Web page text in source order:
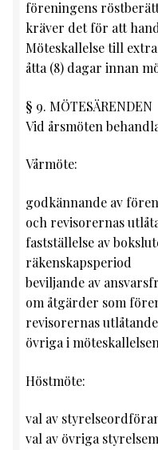
föreningens
kräver det för att
Möteskallelse till
åtta (8) dagar innan
§ 9. MÖTESÄRENDEN
Vid årsmöten
Vårmöte:
godkännande av
och revisorernas
fastställelse av
räkenskapsperiod
beviljande av
om åtgärder som
revisorernas
övriga i
Höstmöte:
val av
val av övriga